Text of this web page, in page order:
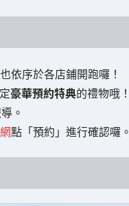
也依序於各店鋪開跑囉！
豪華預約特典的禮物哦！
。
點「預約」進行確認囉。